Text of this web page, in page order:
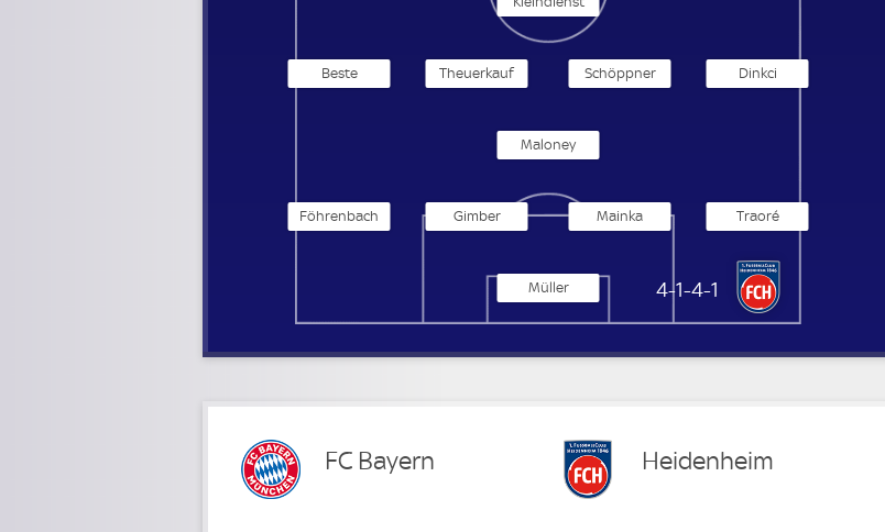
1. FC Heidenheim
4-1-4-1
Müller
Traoré
Mainka
Gimber
Föhrenbach
Maloney
Dinkci
Schöppner
Theuerkauf
Beste
FC Bayern Heidenheim